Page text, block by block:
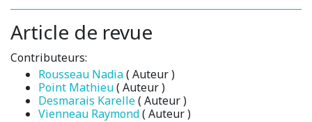
Article de revue
Contributeurs:
Rousseau Nadia( Auteur )
Point Mathieu( Auteur )
Desmarais Karelle( Auteur )
Vienneau Raymond( Auteur )